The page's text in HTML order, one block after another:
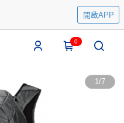
開啟APP
0
1/7